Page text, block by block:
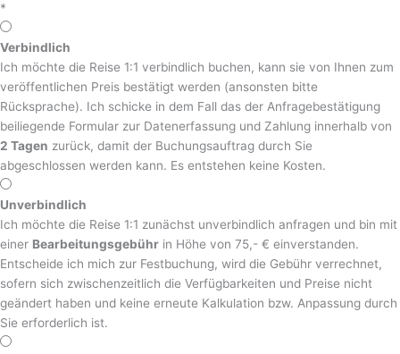
*
Verbindlich
Ich möchte die Reise 1:1 verbindlich buchen, kann sie von Ihnen zum
veröffentlichen Preis bestätigt werden (ansonsten bitte
Rücksprache). Ich schicke in dem Fall das der Anfragebestätigung
beiliegende Formular zur Datenerfassung und Zahlung innerhalb von
2 Tagen zurück, damit der Buchungsauftrag durch Sie
abgeschlossen werden kann. Es entstehen keine Kosten.
Unverbindlich
Ich möchte die Reise 1:1 zunächst unverbindlich anfragen und bin mit
einer Bearbeitungsgebühr in Höhe von 75,- € einverstanden.
Entscheide ich mich zur Festbuchung, wird die Gebühr verrechnet,
sofern sich zwischenzeitlich die Verfügbarkeiten und Preise nicht
geändert haben und keine erneute Kalkulation bzw. Anpassung durch
Sie erforderlich ist.